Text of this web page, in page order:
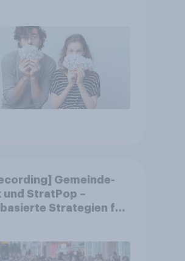
Gemeinde-
und StratPop –
Strategien für